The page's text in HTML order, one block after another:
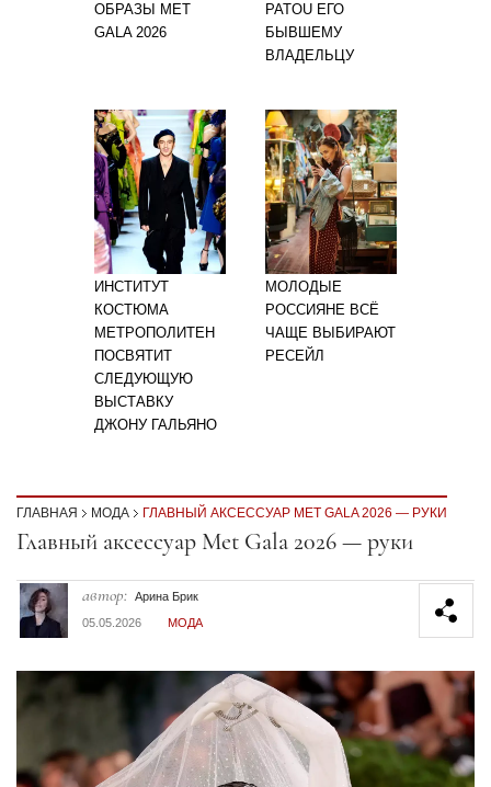
ОБРАЗЫ MET
GALA 2026
PATOU ЕГО
БЫВШЕМУ
ВЛАДЕЛЬЦУ
ИНСТИТУТ
КОСТЮМА
МЕТРОПОЛИТЕН
ПОСВЯТИТ
СЛЕДУЮЩУЮ
ВЫСТАВКУ
ДЖОНУ ГАЛЬЯНО
МОЛОДЫЕ
РОССИЯНЕ ВСЁ
ЧАЩЕ ВЫБИРАЮТ
РЕСЕЙЛ
ГЛАВНАЯ МОДА ГЛАВНЫЙ АКСЕССУАР MET GALA 2026 — РУКИ
Секция статей
Главный аксессуар Met Gala 2026 — руки
автор: Арина Брик
05.05.2026
МОДА